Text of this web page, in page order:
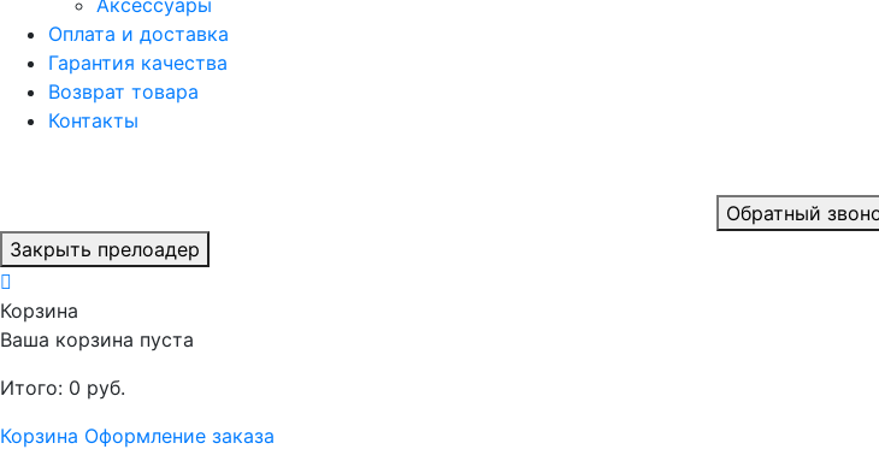
Оплата и доставка
Гарантия качества
Возврат товара
Контакты
Обратный
Закрыть прелоадер
Корзина
Ваша корзина пуста
Итого: 0 руб.
Корзина Оформление заказа